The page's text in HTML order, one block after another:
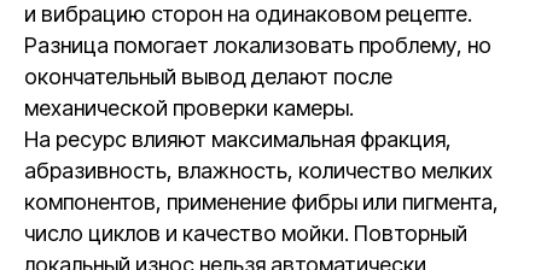
и вибрацию сторон на одинаковом рецепте.
Разница помогает локализовать проблему, но
окончательный вывод делают после
механической проверки камеры.
На ресурс влияют максимальная фракция,
абразивность, влажность, количество мелких
компонентов, применение фибры или пигмента,
число циклов и качество мойки. Повторный
локальный износ нельзя автоматически